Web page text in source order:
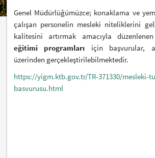
Genel Müdürlüğümüzce; konaklama ve
çalışan personelin mesleki niteliklerini
kalitesini artırmak amacıyla düzenlenen
eğitimi programları için başvurular,
üzerinden gerçekleştirilebilmektedir.
https://yigm.ktb.gov.tr/TR-371330/mesleki-
basvurusu.html